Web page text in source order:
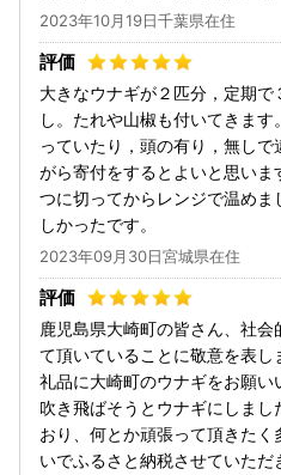
2023年10月19日千葉県在住
大きなウナギが２匹分，定期
し。たれや山椒も付いてきま
っていたり，頭の有り，無し
がら寄付をするとよいと思いま
つに切ってからレンジで温め
しかったです。
2023年09月30日宮城県在住
鹿児島県大崎町の皆さん、社
て頂いていることに敬意を表し
礼品に大崎町のウナギをお願
吹き飛ばそうとウナギにしま
おり、何とか頑張って頂きた
いでふるさと納税させていただ